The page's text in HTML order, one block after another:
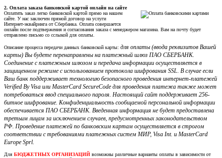
2. Оплата заказа банковской картой онлайн на сайте
Оплатить заказ легко банковской картой прямо на нашем
сайте. У нас заключен прямой договор на услуги
Интернет-эквайринга от Сбербанка. Оплата совершается
онлайн после подтвержения и согласования заказа с менеджером магазина. Вам на почту будет
отправлено письмо со сслыкой для оплаты.
Описание процесса передачи данных банковской карты: для оплаты (ввода реквизитов Вашей
карты) Вы будете перенаправлены на платежный шлюз ПАО СБЕРБАНК.
Соединение с платежным шлюзом и передача информации осуществляется в
защищенном режиме с использованием протокола шифрования SSL. В случае если
Ваш банк поддерживает технологию безопасного проведения интернет-платежей
Verified By Visa или MasterCard SecureCode для проведения платежа также может
потребоваться ввод специального пароля. Настоящий сайт поддерживает 256-
битное шифрование. Конфиденциальность сообщаемой персональной информации
обеспечивается ПАО СБЕРБАНК. Введенная информация не будет предоставлена
третьим лицам за исключением случаев, предусмотренных законодательством
РФ. Проведение платежей по банковским картам осуществляется в строгом
соответствии с требованиями платежных систем МИР, Visa Int. и MasterCard
Europe Sprl.
Для БЮДЖЕТНЫХ ОРГАНИЗАЦИЙ возможны различные варианты оплаты в зависимости от